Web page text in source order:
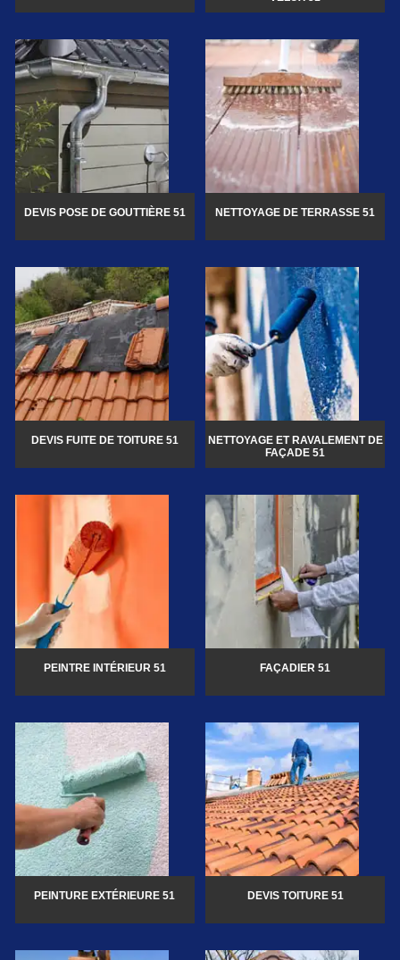
DEVIS POSE DE GOUTTIÈRE 51 NETTOYAGE DE TERRASSE 51
DEVIS FUITE DE TOITURE 51
NETTOYAGE ET RAVALEMENT DE
FAÇADE 51
PEINTRE INTÉRIEUR 51 FAÇADIER 51
PEINTURE EXTÉRIEURE 51 DEVIS TOITURE 51